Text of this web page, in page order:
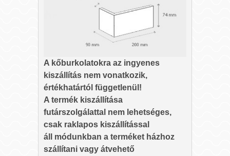
A kőburkolatokra az ingyenes
kiszállítás nem vonatkozik,
értékhatártól függetlenül!
A termék kiszállítása
futárszolgálattal nem lehetséges,
csak raklapos kiszállítással
áll módunkban a terméket házhoz
szállítani vagy átvehető